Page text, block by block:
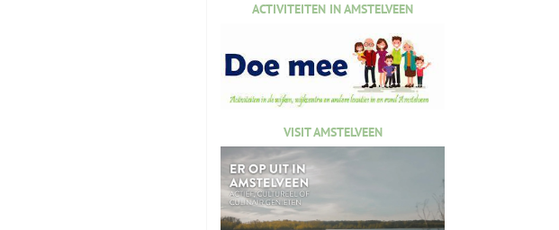
ACTIVITEITEN IN AMSTELVEEN
VISIT AMSTELVEEN